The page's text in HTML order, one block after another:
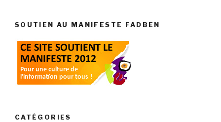
SOUTIEN AU MANIFESTE FADBEN
CATÉGORIES